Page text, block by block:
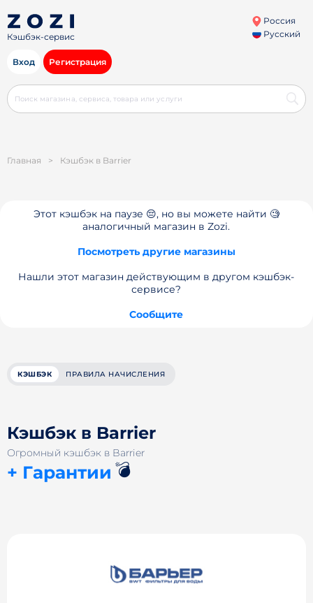
Кэшбэк-сервис
Россия
Русский
Вход Регистрация
Главная > Кэшбэк в Barrier
Этот кэшбэк на паузе 😔, но вы можете найти 🧐
аналогичный магазин в Zozi.
Посмотреть другие магазины
Нашли этот магазин действующим в другом кэшбэк-
сервисе?
Сообщите
КЭШБЭК ПРАВИЛА НАЧИСЛЕНИЯ
Кэшбэк в Barrier
Огромный кэшбэк в Barrier
+ Гарантии 💣